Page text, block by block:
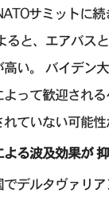
サミットに
ると、エアバス
い。 バイデン
って歓迎され
ていない可能
る波及効果が
デルタヴァリ